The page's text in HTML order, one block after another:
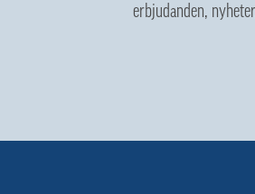
erbjudanden,